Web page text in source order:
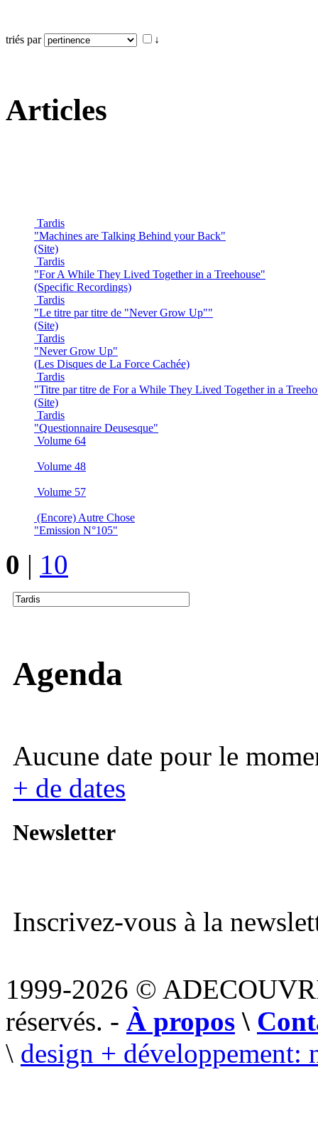
triés par ↓
Articles
Tardis
"Machines are Talking Behind your Back"
(Site)
Tardis
"For A While They Lived Together in a Treehouse"
(Specific Recordings)
Tardis
"Le titre par titre de "Never Grow Up""
(Site)
Tardis
"Never Grow Up"
(Les Disques de La Force Cachée)
Tardis
"Titre par titre de For a While They Lived Together in a
(Site)
Tardis
"Questionnaire Deusesque"
Volume 64
Volume 48
Volume 57
(Encore) Autre Chose
"Emission N°105"
0 | 10
Agenda
Aucune date pour le
+ de dates
Newsletter
Inscrivez-vous à la
1999-2026 ©
réservés. - À propos \
\ design + développement: